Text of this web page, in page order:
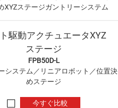
駆動アクチュエータXYZ
ステージ
FPB50D-L
システム／リニアロボット／位置決
めステージ
今すぐ比較